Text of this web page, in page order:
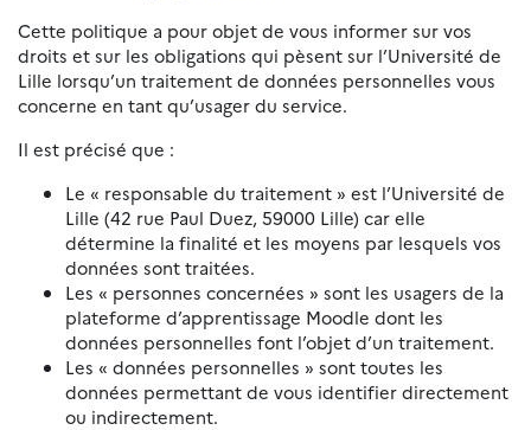
Cette politique a pour objet de vous informer sur vos
droits et sur les obligations qui pèsent sur l’Université de
Lille lorsqu’un traitement de données personnelles vous
concerne en tant qu’usager du service.
Il est précisé que :
Le « responsable du traitement » est l’Université de
Lille (42 rue Paul Duez, 59000 Lille) car elle
détermine la finalité et les moyens par lesquels vos
données sont traitées.
Les « personnes concernées » sont les usagers de la
plateforme d’apprentissage Moodle dont les
données personnelles font l’objet d’un traitement.
Les « données personnelles » sont toutes les
données permettant de vous identifier directement
ou indirectement.